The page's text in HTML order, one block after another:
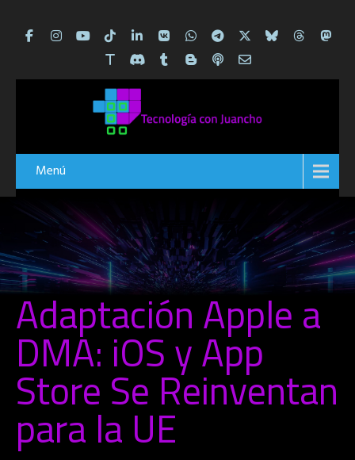
Menú
Adaptación Apple a
DMA: iOS y App
Store Se Reinventan
para la UE